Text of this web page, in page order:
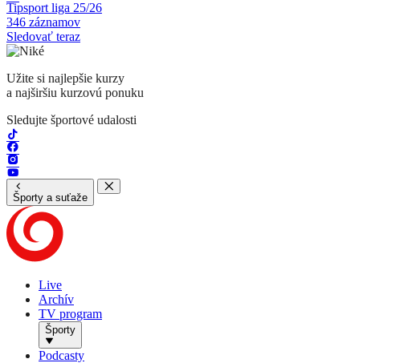
Tipsport liga 25/26
346 záznamov
Sledovať teraz
Užite si najlepšie kurzy
a najširšiu kurzovú ponuku
Sledujte športové udalosti
Športy a suťaže
Live
Archív
TV program
Športy
Podcasty